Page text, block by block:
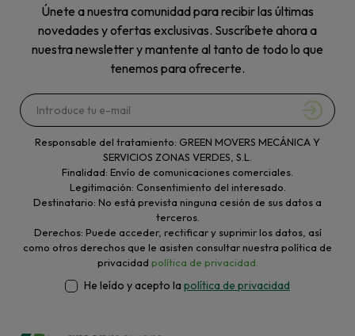
Únete a nuestra comunidad para recibir las últimas
novedades y ofertas exclusivas. Suscríbete ahora a
nuestra newsletter y mantente al tanto de todo lo que
tenemos para ofrecerte.
Responsable del tratamiento: GREEN MOVERS MECÁNICA Y
SERVICIOS ZONAS VERDES, S.L.
Finalidad: Envío de comunicaciones comerciales.
Legitimación: Consentimiento del interesado.
Destinatario: No está prevista ninguna cesión de sus datos a
terceros.
Derechos: Puede acceder, rectificar y suprimir los datos, así
como otros derechos que le asisten consultar nuestra política de
privacidad política de privacidad.
He leído y acepto la política de privacidad